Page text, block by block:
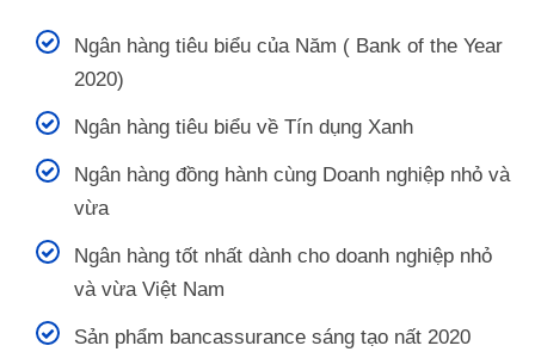
Ngân hàng tiêu biểu của Năm ( Bank of the Year
2020)
Ngân hàng tiêu biểu về Tín dụng Xanh
Ngân hàng đồng hành cùng Doanh nghiệp nhỏ và
vừa
Ngân hàng tốt nhất dành cho doanh nghiệp nhỏ
và vừa Việt Nam
Sản phẩm bancassurance sáng tạo nất 2020